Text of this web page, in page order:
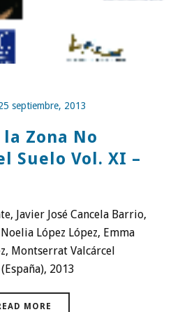
septiembre, 2013
Zona No
Suelo Vol. XI –
Javier José Cancela Barrio,
López López, Emma
Montserrat Valcárcel
2013
MORE